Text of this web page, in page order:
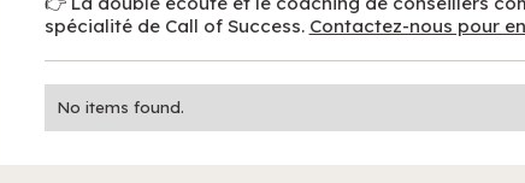
spécialité de Call of Success. Contactez-nous pour
No items found.